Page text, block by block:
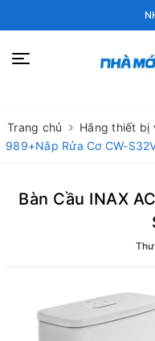
Trang chủ Hãng thiết bị
989+Nắp Rửa Cơ CW-
Bàn Cầu INAX